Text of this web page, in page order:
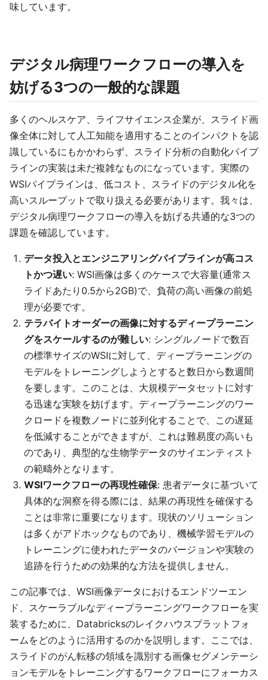
味しています。
デジタル病理ワークフローの導入を
妨げる3つの一般的な課題
多くのヘルスケア、ライフサイエンス企業が、スライド画
像全体に対して人工知能を適用することのインパクトを認
識しているにもかかわらず、スライド分析の自動化パイプ
ラインの実装は未だ複雑なものになっています。実際の
WSIパイプラインは、低コスト、スライドのデジタル化を
高いスループットで取り扱える必要があります。我々は、
デジタル病理ワークフローの導入を妨げる共通的な3つの
課題を確認しています。
データ投入とエンジニアリングパイプラインが高コス
トかつ遅い: WSI画像は多くのケースで大容量(通常ス
ライドあたり0.5から2GB)で、負荷の高い画像の前処
理が必要です。
テラバイトオーダーの画像に対するディープラーニン
グをスケールするのが難しい: シングルノードで数百
の標準サイズのWSIに対して、ディープラーニングの
モデルをトレーニングしようとすると数日から数週間
を要します。このことは、大規模データセットに対す
る迅速な実験を妨げます。ディープラーニングのワー
クロードを複数ノードに並列化することで、この遅延
を低減することができますが、これは難易度の高いも
のであり、典型的な生物学データのサイエンティスト
の範疇外となります。
WSIワークフローの再現性確保: 患者データに基づいて
具体的な洞察を得る際には、結果の再現性を確保する
ことは非常に重要になります。現状のソリューション
は多くがアドホックなものであり、機械学習モデルの
トレーニングに使われたデータのバージョンや実験の
追跡を行うための効果的な方法を提供しません。
この記事では、WSI画像データにおけるエンドツーエン
ド、スケーラブルなディープラーニングワークフローを実
装するために、Databricksのレイクハウスプラットフォ
ームをどのように活用するのかを説明します。ここでは、
スライドのがん転移の領域を識別する画像セグメンテーシ
ョンモデルをトレーニングするワークフローにフォーカス